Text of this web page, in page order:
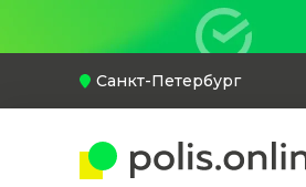
Санкт-Петербург